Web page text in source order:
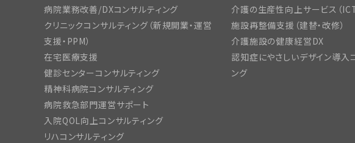
病院業務改善/DXコンサルティング
クリニックコンサルティング（新規開業・運営
支援・PPM）
在宅医療支援
健診センターコンサルティング
精神科病院コンサルティング
病院救急部門運営サポート
入院QOL向上コンサルティング
リハコンサルティング
介護の生産性向上サービス（
施設再整備支援（建替・改修）
介護施設の健康経営DX
認知症にやさしいデザイン導入
ング